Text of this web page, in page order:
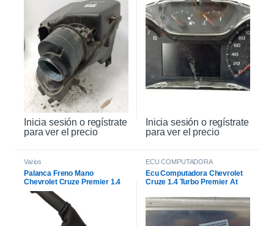
Inicia sesión o regístrate
para ver el precio
Inicia sesión o regístrate
para ver el precio
Varios
Palanca Freno Mano
Chevrolet Cruze Premier 1.4
2021
ECU COMPUTADORA
Ecu Computadora Chevrolet
Cruze 1.4 Turbo Premier At